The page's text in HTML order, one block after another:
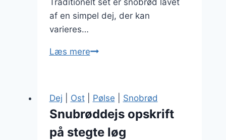
Traditionelt set er snobrød lavet
af en simpel dej, der kan
varieres…
Læs mereSnobrødsdej
og
sommer
sjov
Dej Ost| Pølse Snobrød
Snubrøddejs opskrift
på stegte løg